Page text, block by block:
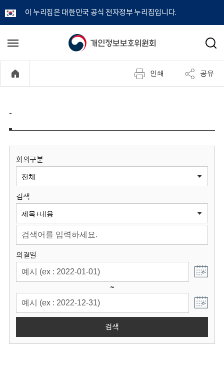
이 누리집은 대한민국 공식 전자정부 누리집입니다.
개
정
보
원
회
메
기
검
인쇄 공유
-
회의구분
검색
의결일
~
검색